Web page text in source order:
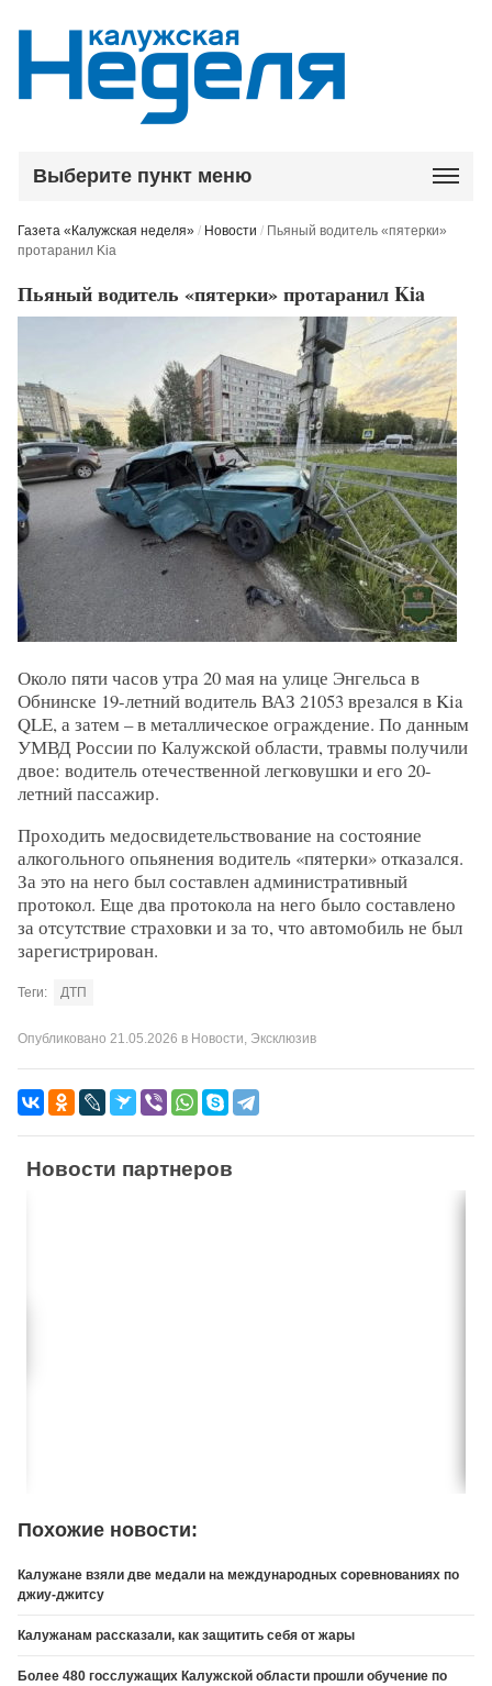
Выберите пункт меню
Газета «Калужская неделя» / Новости / Пьяный водитель «пятерки»
протаранил Kia
Пьяный водитель «пятерки» протаранил Kia
Около пяти часов утра 20 мая на улице Энгельса в
Обнинске 19-летний водитель ВАЗ 21053 врезался в Kia
QLE, а затем – в металлическое ограждение. По данным
УМВД России по Калужской области, травмы получили
двое: водитель отечественной легковушки и его 20-
летний пассажир.
Проходить медосвидетельствование на состояние
алкогольного опьянения водитель «пятерки» отказался.
За это на него был составлен административный
протокол. Еще два протокола на него было составлено
за отсутствие страховки и за то, что автомобиль не был
зарегистрирован.
Теги: ДТП
Опубликовано 21.05.2026 в Новости, Эксклюзив
Новости партнеров
Похожие новости:
Калужане взяли две медали на международных соревнованиях по
джиу-джитсу
Калужанам рассказали, как защитить себя от жары
Более 480 госслужащих Калужской области прошли обучение по